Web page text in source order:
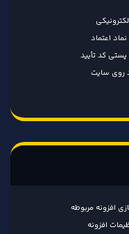
اعتماد
کد تأیید
روی سایت
افزونه مربوطه
افزونه